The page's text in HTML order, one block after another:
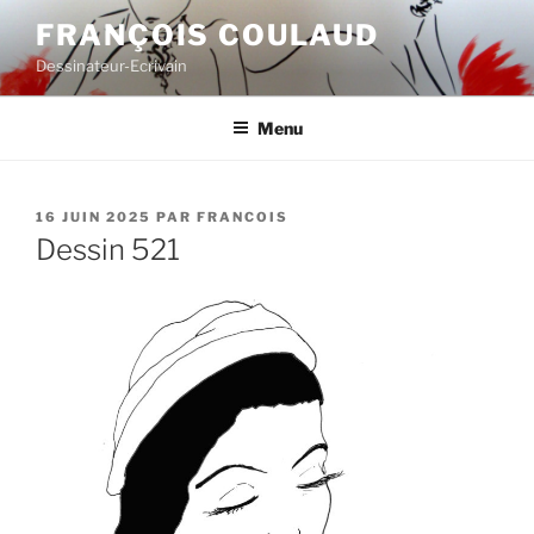
contenu
principal
FRANÇOIS COULAUD
Dessinateur-Ecrivain
Menu
PUBLIÉ
LE
16 JUIN 2025 PAR FRANCOIS
Dessin 521